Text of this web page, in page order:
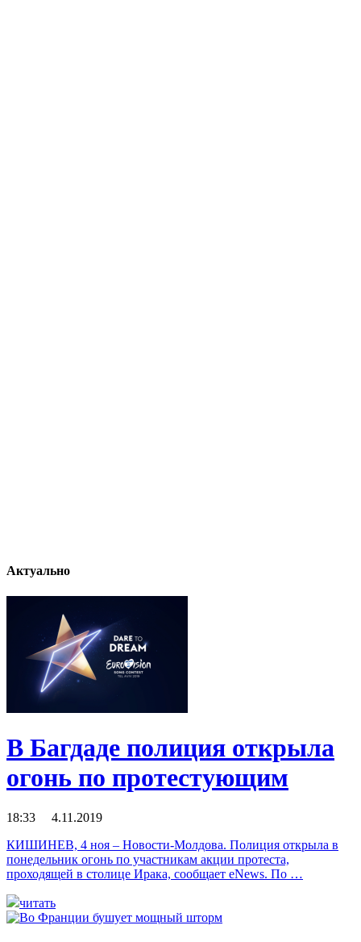
Актуально
В Багдаде полиция открыла
огонь по протестующим
18:33 4.11.2019
КИШИНЕВ, 4 ноя – Новости-Молдова. Полиция открыла в
понедельник огонь по участникам акции протеста,
проходящей в столице Ирака, сообщает eNews. По …
читать